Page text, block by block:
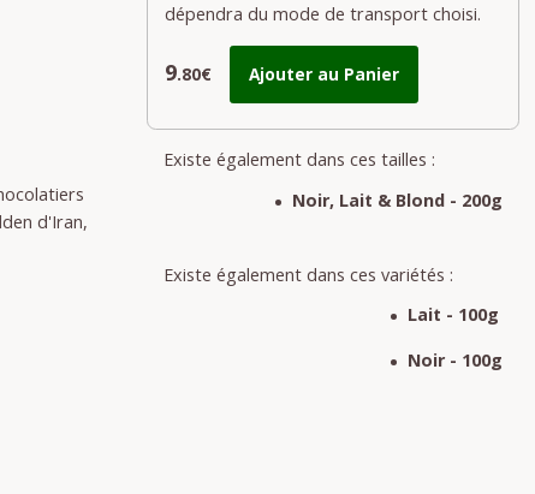
d'Iran,
dépendra du mode de transport choisi.
9.80€ Ajouter au Panier
Existe également dans ces tailles :
Noir, Lait & Blond - 200g
Existe également dans ces variétés :
Lait - 100g
Noir - 100g